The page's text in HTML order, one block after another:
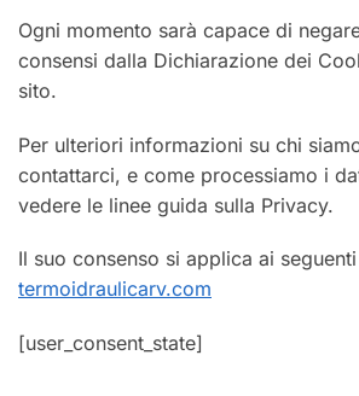
Ogni momento sarà capace di
consensi dalla Dichiarazione dei
sito.
Per ulteriori informazioni su chi
contattarci, e come processiamo i
vedere le linee guida sulla Privacy.
Il suo consenso si applica ai
termoidraulicarv.com
[user_consent_state]